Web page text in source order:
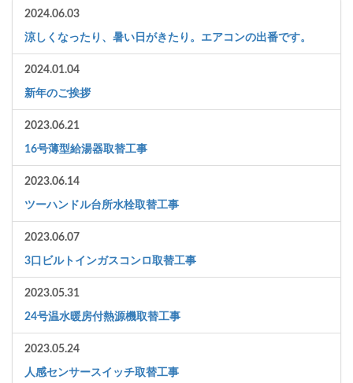
2024.06.03
涼しくなったり、暑い日がきたり。エアコンの出番です。
2024.01.04
新年のご挨拶
2023.06.21
16号薄型給湯器取替工事
2023.06.14
ツーハンドル台所水栓取替工事
2023.06.07
3口ビルトインガスコンロ取替工事
2023.05.31
24号温水暖房付熱源機取替工事
2023.05.24
人感センサースイッチ取替工事